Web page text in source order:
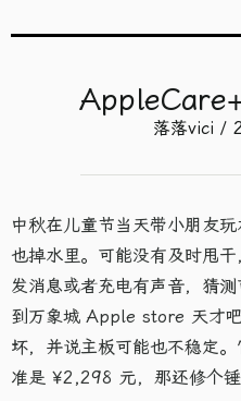
落落vici /
中秋在儿童节当天带小朋友
也掉水里。可能没有及时甩
发消息或者充电有声音，猜
到万象城 Apple store 天才
坏，并说主板可能也不稳定
准是 ¥2,298 元，那还修个锤